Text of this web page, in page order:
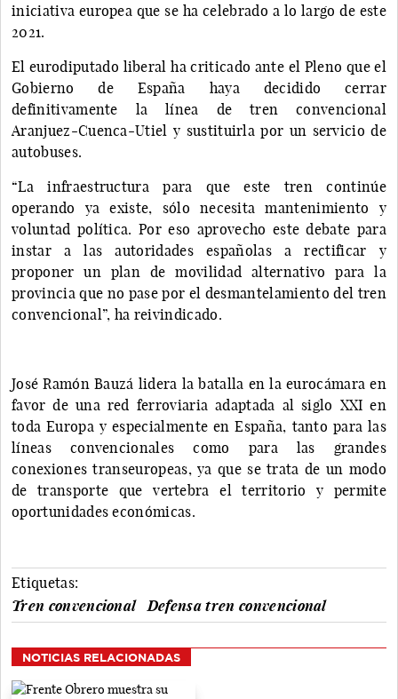
iniciativa europea que se ha celebrado a lo largo de este
2021.
El eurodiputado liberal ha criticado ante el Pleno que el
Gobierno de España haya decidido cerrar
definitivamente la línea de tren convencional
Aranjuez-Cuenca-Utiel y sustituirla por un servicio de
autobuses.
“La infraestructura para que este tren continúe
operando ya existe, sólo necesita mantenimiento y
voluntad política. Por eso aprovecho este debate para
instar a las autoridades españolas a rectificar y
proponer un plan de movilidad alternativo para la
provincia que no pase por el desmantelamiento del tren
convencional”, ha reivindicado.
José Ramón Bauzá lidera la batalla en la eurocámara en
favor de una red ferroviaria adaptada al siglo XXI en
toda Europa y especialmente en España, tanto para las
líneas convencionales como para las grandes
conexiones transeuropeas, ya que se trata de un modo
de transporte que vertebra el territorio y permite
oportunidades económicas.
Etiquetas:
Tren convencional
Defensa tren convencional
NOTICIAS RELACIONADAS